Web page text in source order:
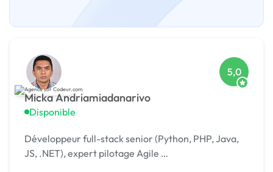
Micka Andriamiadanarivo
Disponible
5,0
Développeur full-stack senior (Python, PHP, Java,
JS, .NET), expert pilotage Agile …